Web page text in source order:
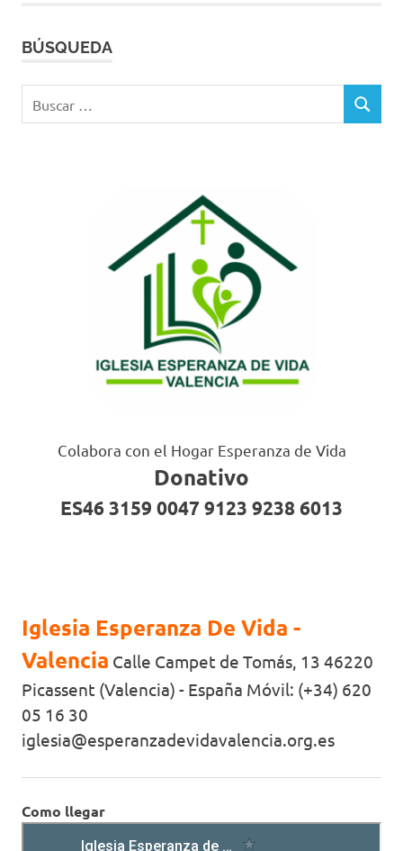
BÚSQUEDA
BUSCAR
Colabora con el Hogar Esperanza de Vida
Donativo
ES46 3159 0047 9123 9238 6013
Iglesia Esperanza De Vida -
Valencia Calle Campet de Tomás, 13 46220
Picassent (Valencia) - España Móvil: (+34) 620
05 16 30
iglesia@esperanzadevidavalencia.org.es
Como llegar